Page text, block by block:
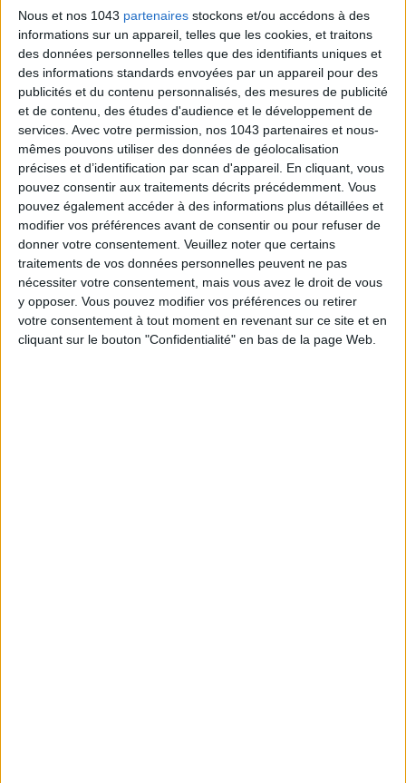
Nous et nos 1043 partenaires stockons et/ou accédons à des
informations sur un appareil, telles que les cookies, et traitons
des données personnelles telles que des identifiants uniques et
des informations standards envoyées par un appareil pour des
publicités et du contenu personnalisés, des mesures de publicité
et de contenu, des études d'audience et le développement de
services. Avec votre permission, nos 1043 partenaires et nous-
mêmes pouvons utiliser des données de géolocalisation
précises et d’identification par scan d'appareil. En cliquant, vous
pouvez consentir aux traitements décrits précédemment. Vous
pouvez également accéder à des informations plus détaillées et
modifier vos préférences avant de consentir ou pour refuser de
donner votre consentement. Veuillez noter que certains
traitements de vos données personnelles peuvent ne pas
nécessiter votre consentement, mais vous avez le droit de vous
y opposer. Vous pouvez modifier vos préférences ou retirer
votre consentement à tout moment en revenant sur ce site et en
cliquant sur le bouton "Confidentialité" en bas de la page Web.
TOUT CE QUE VOUS DEVEZ FAIRE À PARIS EN AOÛT